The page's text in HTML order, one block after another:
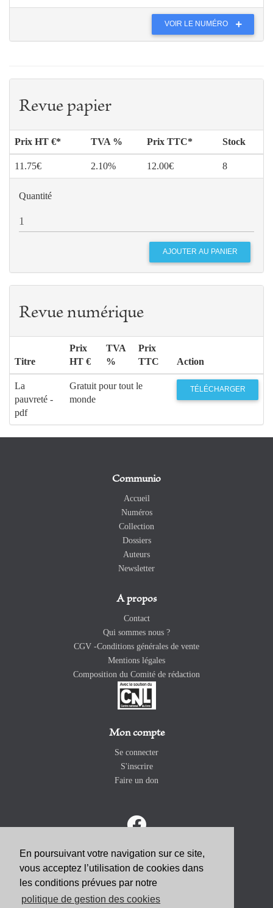
En poursuivant votre navigation sur ce site,
vous acceptez l’utilisation de cookies dans
les conditions prévues par notre
politique de gestion des cookies
VOIR LE NUMÉRO
Revue papier
Prix HT €* TVA % Prix TTC* Stock
11.75€ 2.10% 12.00€ 8
Quantité
Revue numérique
Titre
Prix
HT €
TVA
%
Prix
TTC
Action
La
pauvreté -
pdf
Gratuit pour tout le
monde
TÉLÉCHARGER
Communio
Accueil
Numéros
Collection
Dossiers
Auteurs
Newsletter
A propos
Contact
Qui sommes nous ?
CGV -Conditions générales de vente
Mentions légales
Composition du Comité de rédaction
Mon compte
Se connecter
S'inscrire
Faire un don
ABONNEZ-VOUS